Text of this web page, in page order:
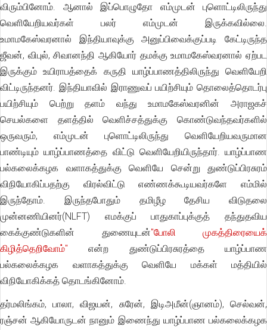
விரும்பினோம். ஆனால் இப்பொழுதோ எம்முடன் புளொட்டிலிருந்து
வெளியேறியவர்கள் பலர் எம்முடன் இருக்கவில்லை.
உமாமகேஸ்வரனால் இந்தியாவுக்கு அனுப்பிவைக்குப்படி கேட்டிருந்த
ஜீவன், விபுல், சிவானந்தி ஆகியோர் தமக்கு உமாமகேஸ்வரனால் ஏற்பட
இருக்கும் உயிராபத்தைக் கருதி யாழ்ப்பாணத்திலிருந்து வெளியேறி
விட்டிருந்தனர். இந்தியாவில் இராணுவப் பயிற்சியும் தொலைத்தொடர்பு
பயிற்சியும் பெற்று தளம் வந்து உமாமகேஸ்வரனின் அராஜகச்
செயல்களை தளத்தில் வெளிச்சத்துக்கு கொண்டுவந்தவர்களில்
ஒருவரும், எம்முடன் புளொட்டிலிருந்து வெளியேறியவருமான
பாண்டியும் யாழ்ப்பாணத்தை விட்டு வெளியேறியிருந்தார். யாழ்ப்பாண
பல்கலைக்கழக வளாகத்துக்கு வெளியே சென்று துண்டுப்பிரசுரம்
விநியோகிப்பதற்கு விரல்விட்டு எண்ணக்கூடியவர்களே எம்மில்
இருந்தோம். இருந்தபோதும் தமிழீழ தேசிய விடுதலை
முன்னணியினர்(NLFT) எமக்குப் பாதுகாப்புக்குத் தந்துதவிய
கைக்குண்டுகளின் துணையுடன்"போலி முகத்திரையைக்
கிழித்தெறிவோம்" என்ற துண்டுப்பிரசுரத்தை யாழ்ப்பாண
பல்கலைக்கழக வளாகத்துக்கு வெளியே மக்கள் மத்தியில்
விநியோகிக்கத் தொடங்கினோம்.
தர்மலிங்கம், பாலா, விஜயன், சுரேன், இடிஅமீன்(ஞானம்), செல்வன்,
ரஞ்சன் ஆகியோருடன் நானும் இணைந்து யாழ்ப்பாண பல்கலைக்கழக